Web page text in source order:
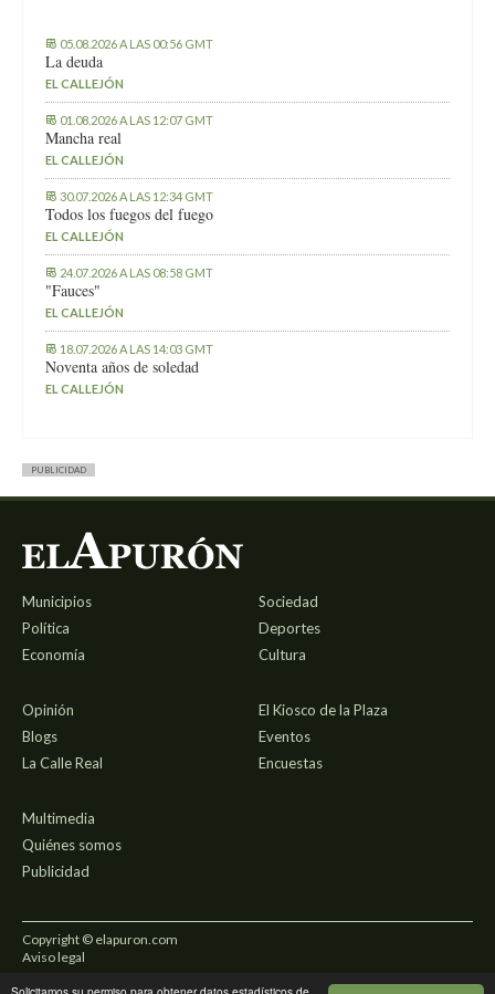
05.08.2026 A LAS 00:56 GMT
La deuda
EL CALLEJÓN
01.08.2026 A LAS 12:07 GMT
Mancha real
EL CALLEJÓN
30.07.2026 A LAS 12:34 GMT
Todos los fuegos del fuego
EL CALLEJÓN
24.07.2026 A LAS 08:58 GMT
"Fauces"
EL CALLEJÓN
18.07.2026 A LAS 14:03 GMT
Noventa años de soledad
EL CALLEJÓN
PUBLICIDAD
Municipios
Política
Economía
Sociedad
Deportes
Cultura
Opinión
Blogs
La Calle Real
El Kiosco de la Plaza
Eventos
Encuestas
Multimedia
Quiénes somos
Publicidad
Copyright © elapuron.com
Aviso legal